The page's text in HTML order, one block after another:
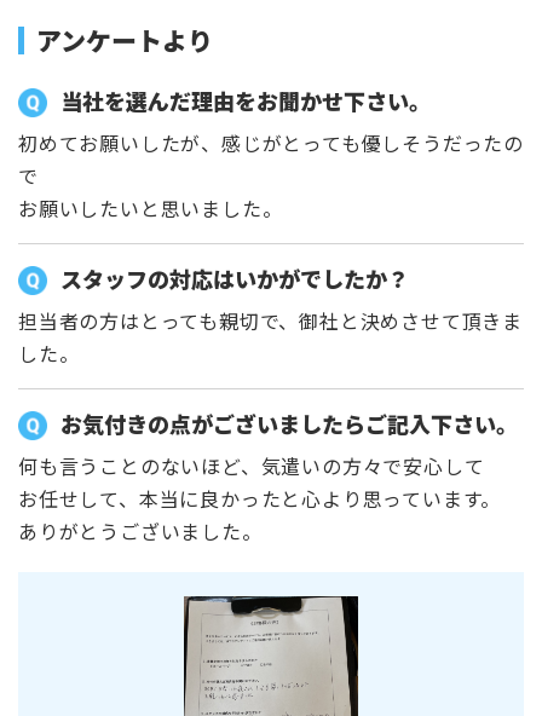
アンケートより
当社を選んだ理由をお聞かせ下さい。
初めてお願いしたが、感じがとっても優しそうだったの
で
お願いしたいと思いました。
スタッフの対応はいかがでしたか？
担当者の方はとっても親切で、御社と決めさせて頂きま
した。
お気付きの点がございましたらご記入下さい。
何も言うことのないほど、気遣いの方々で安心して
お任せして、本当に良かったと心より思っています。
ありがとうございました。